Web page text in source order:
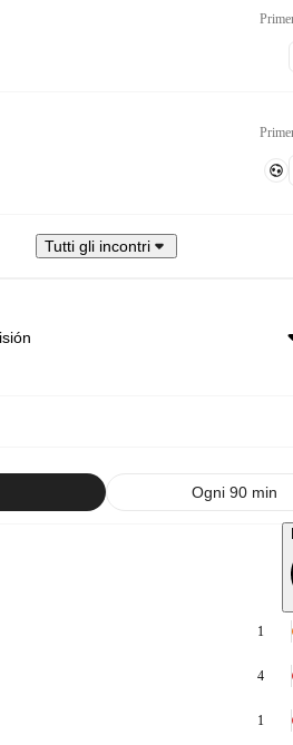
Tutti gli incontri
Ogni 90 min
1
4
1